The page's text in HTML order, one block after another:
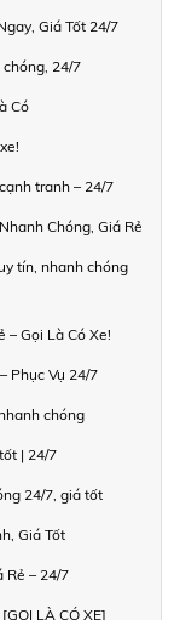
Giá Tốt 24/7
24/7
Có
tranh – 24/7
Chóng, Giá Rẻ
tín, nhanh chóng
– Gọi Là Có Xe!
Phục Vụ 24/7
chóng
| 24/7
24/7, giá tốt
Giá Tốt
Rẻ – 24/7
LÀ CÓ XE]